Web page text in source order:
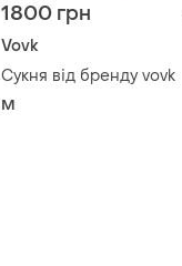
1800 грн
Vovk
Сукня від бренду vovk
M